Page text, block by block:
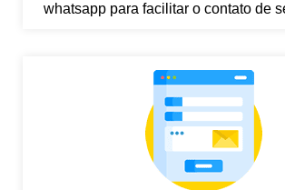
whatsapp para facilitar o contato de